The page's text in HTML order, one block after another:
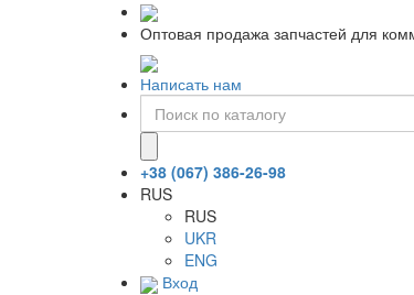
Оптовая продажа запчастей для
Написать нам
+38 (067) 386-26-98
RUS
RUS
UKR
ENG
Вход